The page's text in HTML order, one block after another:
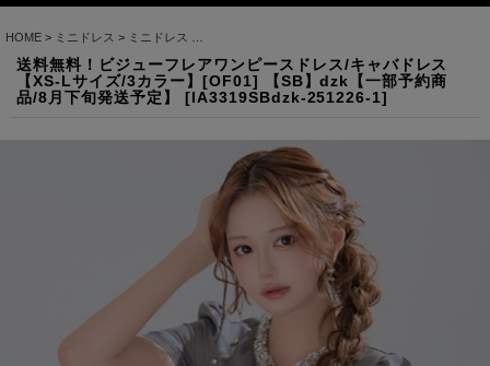
HOME > ミニドレス > ミニドレス
送料無料！ビジューフレアワンピースドレス/キャバドレス
【XS-Lサイズ/3カラー】[OF01] 【SB】dzk【一部予約商
品/8月下旬発送予定】
[IA3319SBdzk-251226-1]